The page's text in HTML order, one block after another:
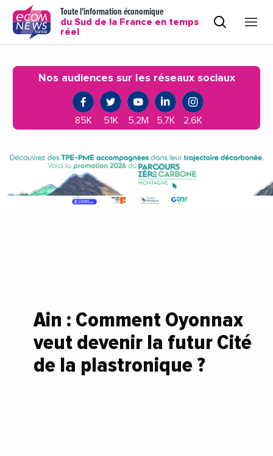
Toute l'information économique
du Sud de la France en temps
réel
Nos audiences sur les réseaux sociaux
85K 51K 5,2M 5,7K 2,6K
Ain : Comment Oyonnax
veut devenir la futur Cité
de la plastronique ?